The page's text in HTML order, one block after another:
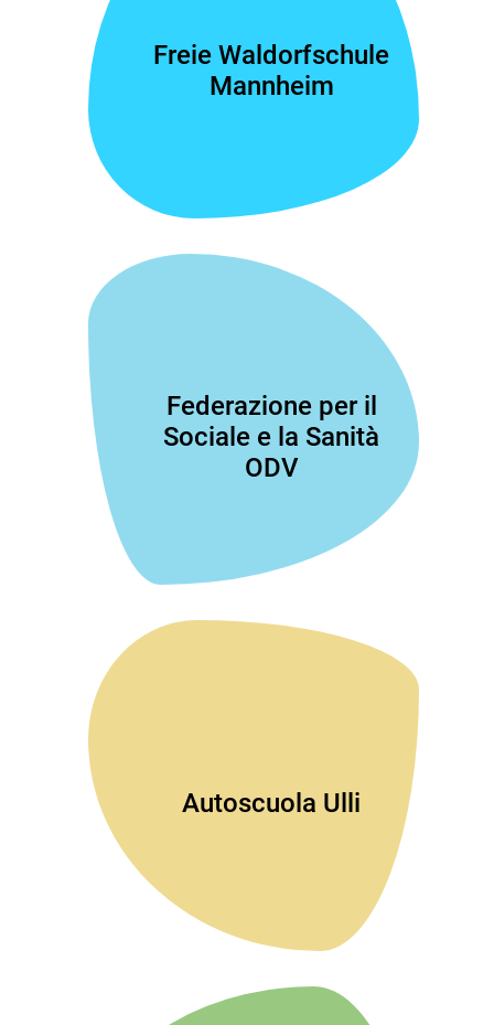
Freie Waldorfschule
Mannheim
Federazione per il
Sociale e la Sanità
ODV
Autoscuola Ulli